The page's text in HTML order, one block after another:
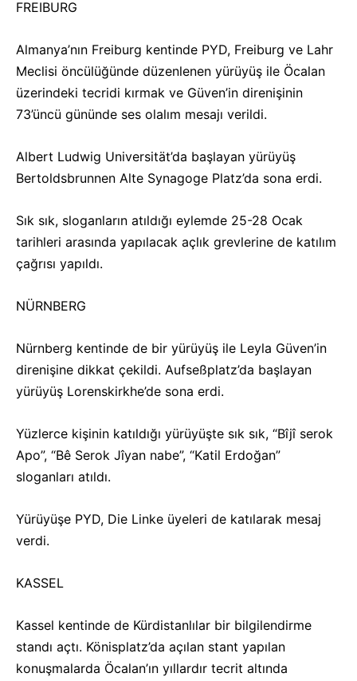
FREIBURG
Almanya’nın Freiburg kentinde PYD, Freiburg ve Lahr
Meclisi öncülüğünde düzenlenen yürüyüş ile Öcalan
üzerindeki tecridi kırmak ve Güven’in direnişinin
73’üncü gününde ses olalım mesajı verildi.
Albert Ludwig Universität’da başlayan yürüyüş
Bertoldsbrunnen Alte Synagoge Platz’da sona erdi.
Sık sık, sloganların atıldığı eylemde 25-28 Ocak
tarihleri arasında yapılacak açlık grevlerine de katılım
çağrısı yapıldı.
NÜRNBERG
Nürnberg kentinde de bir yürüyüş ile Leyla Güven’in
direnişine dikkat çekildi. Aufseßplatz’da başlayan
yürüyüş Lorenskirkhe’de sona erdi.
Yüzlerce kişinin katıldığı yürüyüşte sık sık, “Bîjî serok
Apo”, “Bê Serok Jîyan nabe”, “Katil Erdoğan”
sloganları atıldı.
Yürüyüşe PYD, Die Linke üyeleri de katılarak mesaj
verdi.
KASSEL
Kassel kentinde de Kürdistanlılar bir bilgilendirme
standı açtı. Könisplatz’da açılan stant yapılan
konuşmalarda Öcalan’ın yıllardır tecrit altında